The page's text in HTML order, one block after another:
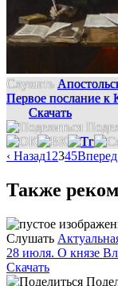
Слушать
Первое послание к
Скачать
‹ Назад1 2345Вперед
Также
Слушать
28 июля. О князе
Скачать